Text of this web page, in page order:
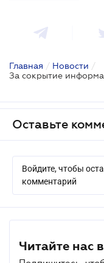
Главная / Новости /
За сокрытие
Оставьте
Войдите, чтобы
комментарий
Читайте нас